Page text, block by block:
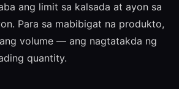
ang limit sa kalsada at ayon sa
Para sa mabibigat na produkto,
volume — ang nagtatakda ng
quantity.